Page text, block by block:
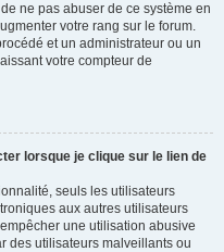
ne pas abuser de ce système en
votre rang sur le forum.
et un administrateur ou un
votre compteur de
lorsque je clique sur le lien de
seuls les utilisateurs
aux autres utilisateurs
une utilisation abusive
des utilisateurs malveillants ou